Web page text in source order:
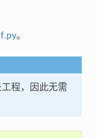
。
程，因此无需